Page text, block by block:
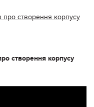
створення корпусу